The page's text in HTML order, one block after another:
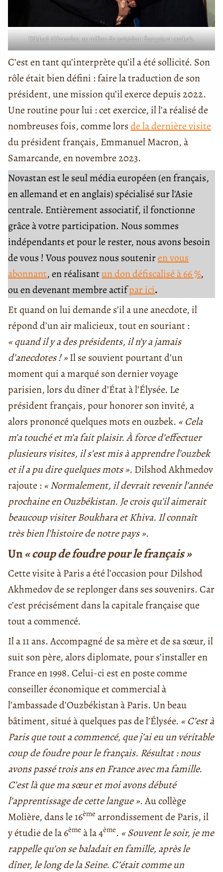
Dilshod Akhmedov, au milieu du président français et ouzbek.
C’est en tant qu’interprète qu’il a été sollicité. Son
rôle était bien défini : faire la traduction de son
président, une mission qu’il exerce depuis 2022.
Une routine pour lui : cet exercice, il l’a réalisé de
nombreuses fois, comme lorsde la dernière visite
du président français, Emmanuel Macron, à
Samarcande, en novembre 2023.
Novastan est le seul média européen (en français,
en allemand et en anglais) spécialisé sur l'Asie
centrale. Entièrement associatif, il fonctionne
grâce à votre participation. Nous sommes
indépendants et pour le rester, nous avons besoin
de vous ! Vous pouvez nous souteniren vous
abonnant, en réalisantun don défiscalisé à 66 %,
ou en devenant membre actifpar ici.
Et quand on lui demande s’il a une anecdote, il
répond d’un air malicieux, tout en souriant :
« quand il y a des présidents, il n’y a jamais
d’anecdotes ! »Il se souvient pourtant d’un
moment qui a marqué son dernier voyage
parisien, lors du dîner d’État à l’Élysée. Le
président français, pour honorer son invité, a
alors prononcé quelques mots en ouzbek. « Cela
m’a touché et m’a fait plaisir.Àforce d’effectuer
plusieurs visites, il s’est mis à apprendre l’ouzbek
et il a pu dire quelques mots ». Dilshod Akhmedov
rajoute : « Normalement, il devrait revenir l’année
prochaine en Ouzbékistan. Je crois qu’il aimerait
beaucoup visiter Boukhara et Khiva. Il connaît
très bien l’histoire de notre pays ».
Un« coup de foudre pour le français »
Cette visite à Paris a été l’occasion pour Dilshod
Akhmedov de se replonger dans ses souvenirs. Car
c’est précisément dans la capitale française que
tout a commencé.
Il a 11 ans. Accompagné de sa mère et de sa sœur, il
suit son père, alors diplomate, pour s’installer en
France en 1998. Celui-ci est en poste comme
conseiller économique et commercial à
l’ambassade d’Ouzbékistan à Paris. Un beau
bâtiment, situé à quelques pas de l’Élysée. « C’est à
Paris que tout a commencé, que j’ai eu un véritable
coup de foudre pour le français. Résultat : nous
avons passé trois ans en France avec ma famille.
C’est là que ma sœur et moi avons débuté
l’apprentissage de cette langue ». Au collège
Molière, dans le 16ème arrondissement de Paris, il
y étudie de la 6ème à la 4ème. « Souvent le soir, je me
rappelle qu’on se baladait en famille, après le
dîner, le long de la Seine. C’était comme un